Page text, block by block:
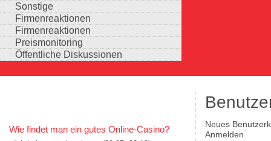
Sonstige
Firmenreaktionen
Firmenreaktionen
Preismonitoring
Öffentliche Diskussionen
Wie findet man ein gutes Online-Casino?
Haupt-Reiter
Neues
Anmelden
(aktiver Reiter)